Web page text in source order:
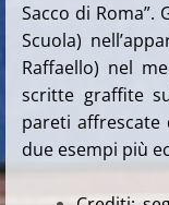
Sacco di Roma”.
Scuola)
Raffaello) nel
scritte graffite
pareti affrescate
due esempi più